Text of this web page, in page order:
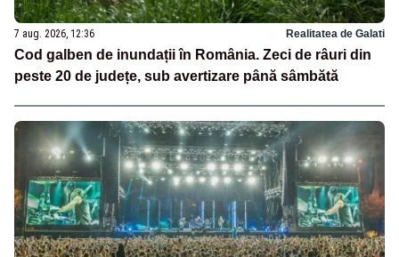
7 aug. 2026, 12:36 Realitatea de Galati
Cod galben de inundații în România. Zeci de râuri din
peste 20 de județe, sub avertizare până sâmbătă